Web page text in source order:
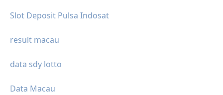
Slot Deposit Pulsa Indosat
result macau
data sdy lotto
Data Macau